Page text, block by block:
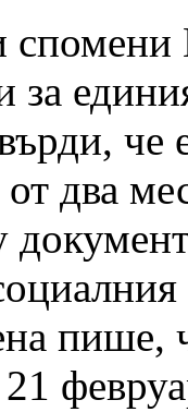
спомени
че
два
пише,